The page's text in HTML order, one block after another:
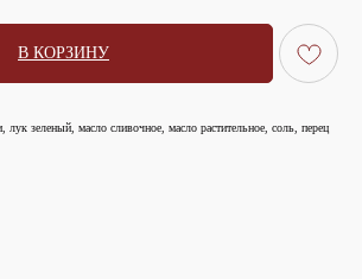
В КОРЗИНУ
зеленый, масло сливочное, масло растительное, соль, перец